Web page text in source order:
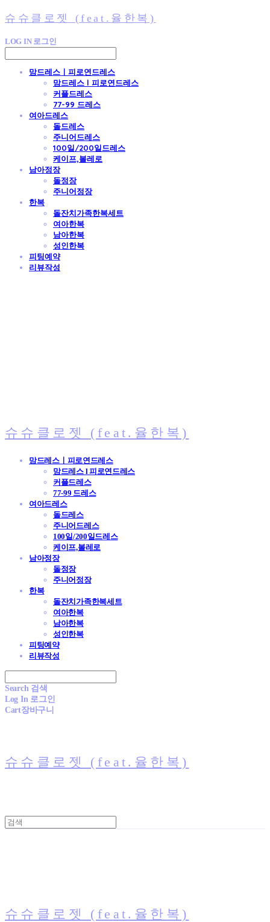
슈슈클로젯 (feat.율한복)
LOG IN 로그인
맘드레스ㅣ피로연드레스
맘드레스 l 피로연드레스
커플드레스
77-99 드레스
여아드레스
돌드레스
주니어드레스
100일/200일드레스
케이프,볼레로
남아정장
돌정장
주니어정장
한복
돌잔치가족한복세트
여아한복
남아한복
성인한복
피팅예약
리뷰작성
슈슈클로젯 (feat.율한복)
맘드레스ㅣ피로연드레스
맘드레스 l 피로연드레스
커플드레스
77-99 드레스
여아드레스
돌드레스
주니어드레스
100일/200일드레스
케이프,볼레로
남아정장
돌정장
주니어정장
한복
돌잔치가족한복세트
여아한복
남아한복
성인한복
피팅예약
리뷰작성
Search 검색
Log In 로그인
Cart장바구니
슈슈클로젯 (feat.율한복)
슈슈클로젯 (feat.율한복)